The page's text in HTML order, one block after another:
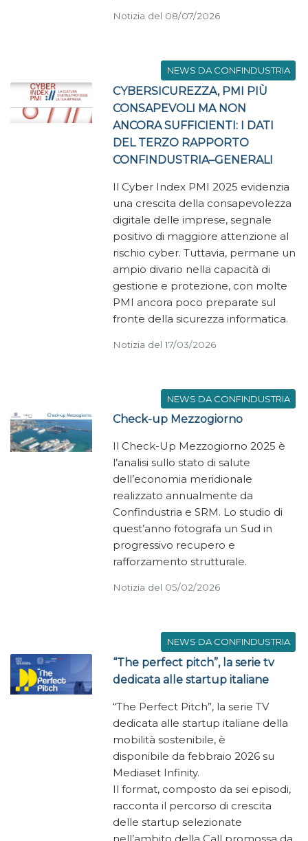
Notizia del 08/07/2026
NEWS DA CONFINDUSTRIA
CYBERSICUREZZA, PMI PIÙ
CONSAPEVOLI MA NON
ANCORA SUFFICIENTI: I DATI
DEL TERZO RAPPORTO
CONFINDUSTRIA–GENERALI
Il Cyber Index PMI 2025 evidenzia
una crescita della consapevolezza
digitale delle imprese, segnale
positivo di maggiore attenzione al
rischio cyber. Tuttavia, permane un
ampio divario nella capacità di
gestione e protezione, con molte
PMI ancora poco preparate sul
fronte della sicurezza informatica.
Notizia del 17/03/2026
NEWS DA CONFINDUSTRIA
Check-up Mezzogiorno
Il Check-Up Mezzogiorno 2025 è
l’analisi sullo stato di salute
dell’economia meridionale
realizzato annualmente da
Confindustria e SRM. Lo studio di
quest’anno fotografa un Sud in
progressivo recupero e
rafforzamento strutturale.
Notizia del 05/02/2026
NEWS DA CONFINDUSTRIA
“The perfect pitch”, la serie tv
dedicata alle startup italiane
“The Perfect Pitch”, la serie TV
dedicata alle startup italiane della
mobilità sostenibile, è
disponibile da febbraio 2026 su
Mediaset Infinity.
Il format, composto da sei episodi,
racconta il percorso di crescita
delle startup selezionate